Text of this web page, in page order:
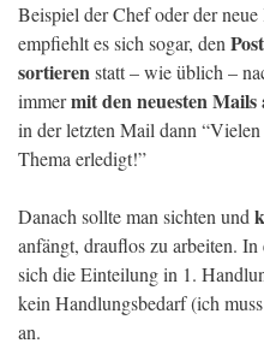
Beispiel der Chef oder der
empfiehlt es sich sogar, den
sortierenstatt – wie üblich –
immermit den neuesten Mails
in der letzten Mail dann
Thema erledigt!”
Danach sollte man sichten und
anfängt, drauflos zu arbeiten.
sich die Einteilung in 1.
kein Handlungsbedarf (ich
an.